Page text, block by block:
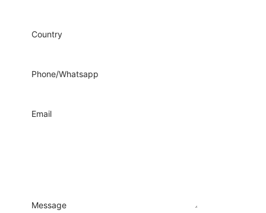
Country
Phone/Whatsapp
Email
Message